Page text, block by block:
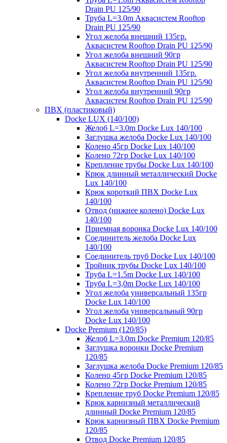
Drain PU 125/90
Труба L=3.0m Аквасистем Rooftop
Drain PU 125/90
Угол желоба внешний 135гр.
Аквасистем Rooftop Drain PU 125/90
Угол желоба внешний 90гр
Аквасистем Rooftop Drain PU 125/90
Угол желоба внутренний 135гр.
Аквасистем Rooftop Drain PU 125/90
Угол желоба внутренний 90гр
Аквасистем Rooftop Drain PU 125/90
ПВХ (пластиковый)
Docke LUX (140/100)
Желоб L=3.0m Docke Lux 140/100
Заглушка желоба Docke Lux 140/100
Колено 45гр Docke Lux 140/100
Колено 72гр Docke Lux 140/100
Крепление трубы Docke Lux 140/100
Крюк длинный металлический Docke
Lux 140/100
Крюк короткий ПВХ Docke Lux
140/100
Отвод (нижнее колено) Docke Lux
140/100
Приемная воронка Docke Lux 140/100
Соединитель желоба Docke Lux
140/100
Соединитель труб Docke Lux 140/100
Тройник трубы Docke Lux 140/100
Труба L=1.5m Docke Lux 140/100
Труба L=3,0m Docke Lux 140/100
Угол желоба универсальный 135гр
Docke Lux 140/100
Угол желоба универсальный 90гр
Docke Lux 140/100
Docke Premium (120/85)
Желоб L=3.0m Docke Premium 120/85
Заглушка воронки Docke Premium
120/85
Заглушка желоба Docke Premium 120/85
Колено 45гр Docke Premium 120/85
Колено 72гр Docke Premium 120/85
Крепление труб Docke Premium 120/85
Крюк карнизный металлический
длинный Docke Premium 120/85
Крюк карнизный ПВХ Docke Premium
120/85
Отвод Docke Premium 120/85